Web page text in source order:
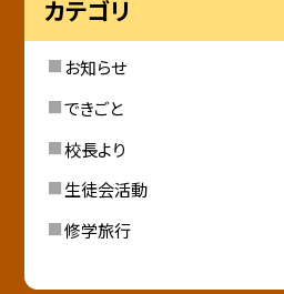
カテゴリ
お知らせ
できごと
校長より
生徒会活動
修学旅行